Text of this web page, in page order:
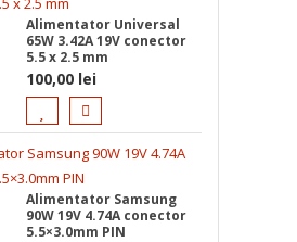
Alimentator Universal
65W 3.42A 19V conector
5.5 x 2.5 mm
100,00 lei
Alimentator Samsung
90W 19V 4.74A conector
5.5×3.0mm PIN